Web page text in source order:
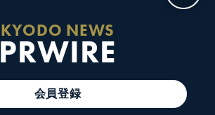
KYODO NEWS
PRWIRE
会員登録